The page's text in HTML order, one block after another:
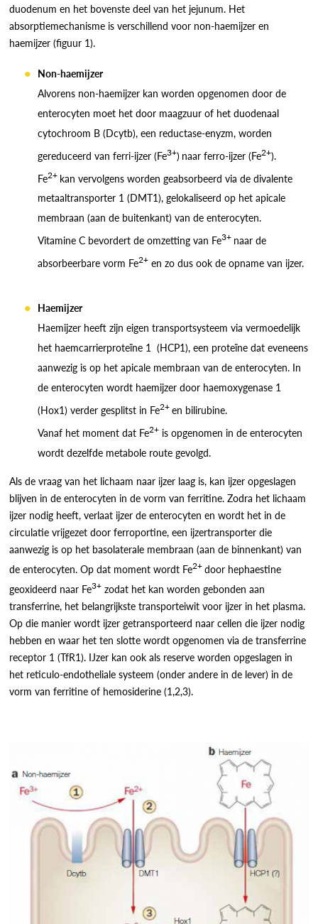
duodenum en het bovenste deel van het jejunum. Het
absorptiemechanisme is verschillend voor non-haemijzer en
haemijzer (figuur 1).
Non-haemijzer
Alvorens non-haemijzer kan worden opgenomen door de
enterocyten moet het door maagzuur of het duodenaal
cytochroom B (Dcytb), een reductase-enyzm, worden
gereduceerd van ferri-ijzer (Fe3+) naar ferro-ijzer (Fe2+).
Fe2+ kan vervolgens worden geabsorbeerd via de divalente
metaaltransporter 1 (DMT1), gelokaliseerd op het apicale
membraan (aan de buitenkant) van de enterocyten.
Vitamine C bevordert de omzetting van Fe3+ naar de
absorbeerbare vorm Fe2+ en zo dus ook de opname van ijzer.
Haemijzer
Haemijzer heeft zijn eigen transportsysteem via vermoedelijk
het haemcarrierproteïne 1 (HCP1), een proteïne dat eveneens
aanwezig is op het apicale membraan van de enterocyten. In
de enterocyten wordt haemijzer door haemoxygenase 1
(Hox1) verder gesplitst in Fe2+en bilirubine.
Vanaf het moment dat Fe2+ is opgenomen in de enterocyten
wordt dezelfde metabole route gevolgd.
Als de vraag van het lichaam naar ijzer laag is, kan ijzer opgeslagen
blijven in de enterocyten in de vorm van ferritine. Zodra het lichaam
ijzer nodig heeft, verlaat ijzer de enterocyten en wordt het in de
circulatie vrijgezet door ferroportine, een ijzertransporter die
aanwezig is op het basolaterale membraan (aan de binnenkant) van
de enterocyten. Op dat moment wordt Fe2+door hephaestine
geoxideerd naar Fe3+ zodat het kan worden gebonden aan
transferrine, het belangrijkste transporteiwit voor ijzer in het plasma.
Op die manier wordt ijzer getransporteerd naar cellen die ijzer nodig
hebben en waar het ten slotte wordt opgenomen via de transferrine
receptor 1 (TfR1). IJzer kan ook als reserve worden opgeslagen in
het reticulo-endotheliale systeem (onder andere in de lever) in de
vorm van ferritine of hemosiderine (1,2,3).